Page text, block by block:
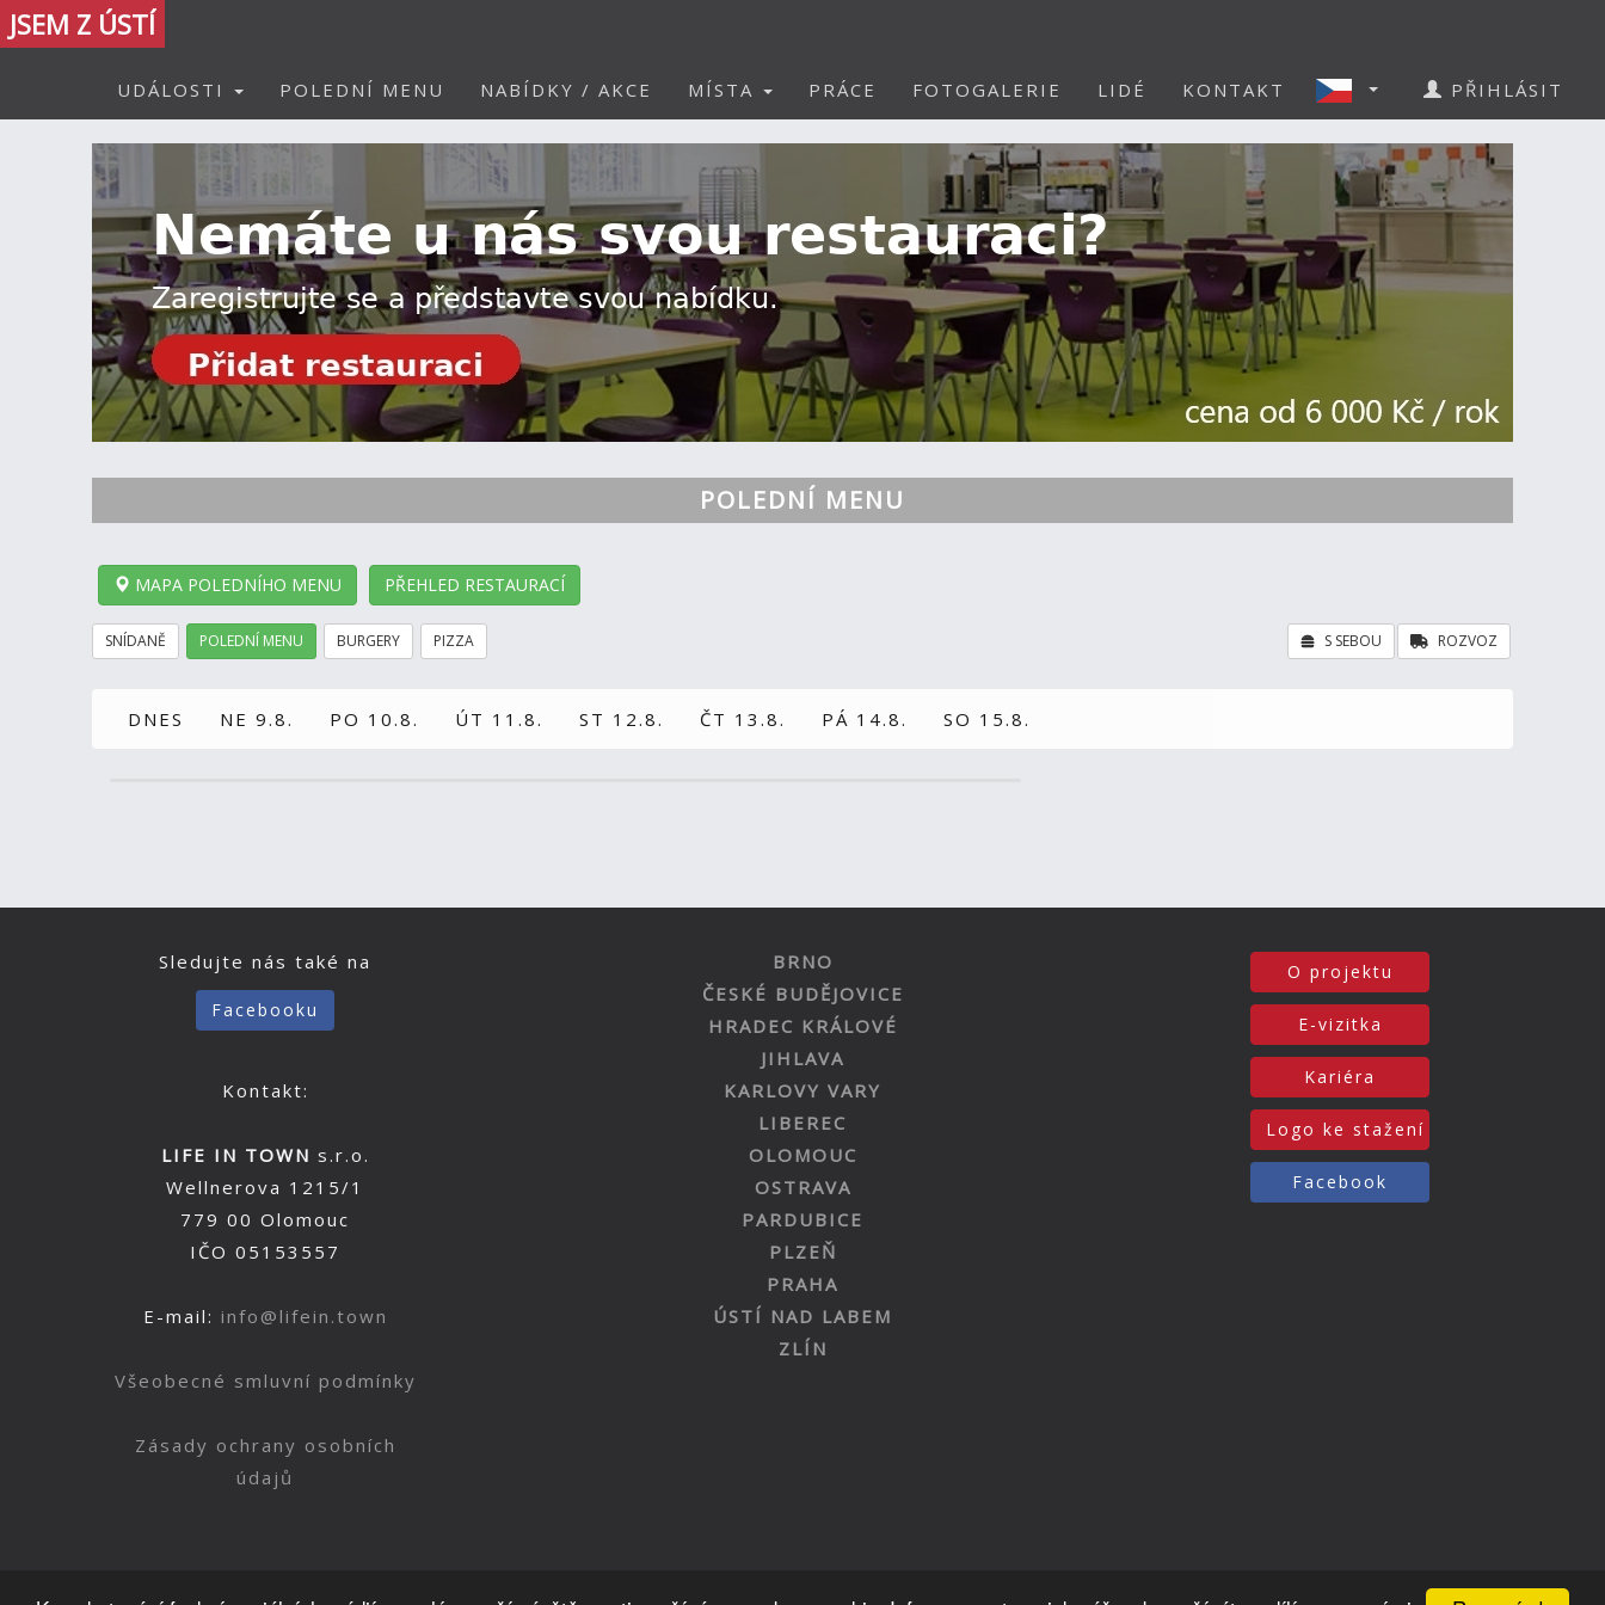
JSEM Z ÚSTÍ
UDÁLOSTI POLEDNÍ MENU NABÍDKY / AKCE MÍSTA PRÁCE FOTOGALERIE LIDÉ KONTAKT PŘIHLÁSIT
POLEDNÍ MENU
MAPA POLEDNÍHO MENU PŘEHLED RESTAURACÍ
SNÍDANĚ POLEDNÍ MENU BURGERY PIZZA ROZVOZ
S SEBOU
DNES NE 9.8. PO 10.8. ÚT 11.8. ST 12.8. ČT 13.8. PÁ 14.8. SO 15.8.
Sledujte nás také na
Facebooku
Kontakt:
LIFE IN TOWN s.r.o.
Wellnerova 1215/1
779 00 Olomouc
IČO 05153557
E-mail: info@lifein.town
Všeobecné smluvní podmínky
Zásady ochrany osobních
údajů
BRNO
ČESKÉ BUDĚJOVICE
HRADEC KRÁLOVÉ
JIHLAVA
KARLOVY VARY
LIBEREC
OLOMOUC
OSTRAVA
PARDUBICE
PLZEŇ
PRAHA
ÚSTÍ NAD LABEM
ZLÍN
O projektu
E-vizitka
Kariéra
Logo ke stažení
Facebook